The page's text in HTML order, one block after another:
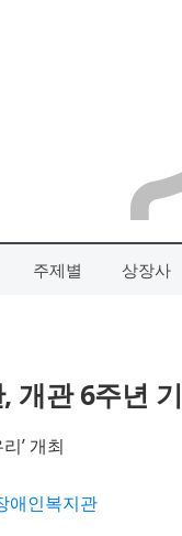
주제별 상장사
개관 6주년
’ 개최
애인복지관